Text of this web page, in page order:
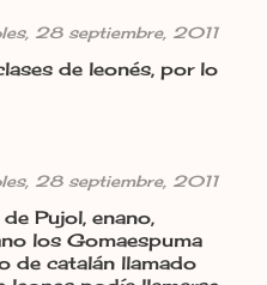
28 septiembre, 2011
de leonés, por lo
28 septiembre, 2011
Pujol, enano,
los Gomaespuma
de catalán llamado